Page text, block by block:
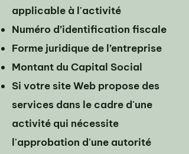
applicable à l'activité
Numéro d’identification fiscale
Forme juridique de l’entreprise
Montant du Capital Social
Si votre site Web propose des
services dans le cadre d'une
activité qui nécessite
l'approbation d'une autorité